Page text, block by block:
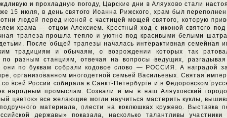
и прохладную погоду, Царские дни в Аляухово стали
15 июля, в день святого Иоанна Рижского, храм был
людей перед иконой с частицей мощей святого, которую
храма — отцом Алексием. Крестный ход с иконой святого
трапеза прошла тепло и уютно под красивыми белыми
После общей трапезы началась интерактивная семейная
традициям и обычаям, о возрождении которых так
по разным станциям, отвечая на вопросы ведущих,
они по буквам собрали кодовое слово — РОССИЯ. А наградой
организованном многодетной семьей Васильевых. Святая
со всей России собирала в Санкт-Петербурге и в Федоровском
народным промыслам. Созвали и мы в наш Аляуховский
цветок» все желающие могли научиться мастерить куклы,
материала, плести на коклюшках кружево. Выставка
державы» показала, насколько талантливы